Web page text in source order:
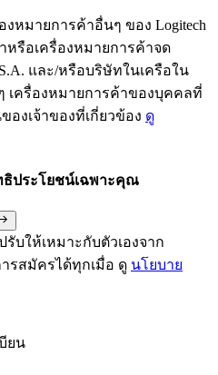
งหมายการค้าอื่นๆ ของ Logitech
หรือเครื่องหมายการค้าจด
และ/หรือบริษัทในเครือใน
เครื่องหมายการค้าของบุคคลที่
งเจ้าของที่เกี่ยวข้อง ดู
ธิประโยชน์เฉพาะคุณ
บให้เหมาะกับตัวเองจาก
รสมัครได้ทุกเมื่อ ดู นโยบาย
ยน